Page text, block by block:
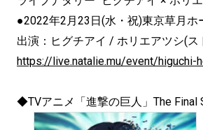
●2022年2月23日(水・祝)東京草月ホ
出演：ヒグチアイ / ホリエアツシ(ス
https://live.natalie.mu/event/higuchi-
◆TVアニメ「進撃の巨人」The